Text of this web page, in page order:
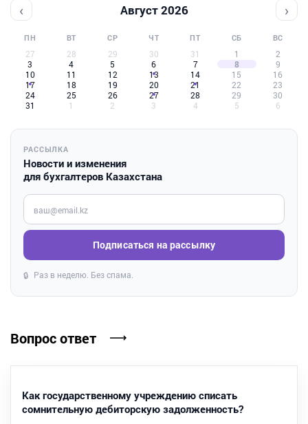
‹ Август 2026 ›
ПН ВТ СР ЧТ ПТ СБ ВС
27 28 29 30 31 1
2
3
4 5 6 7 8
9
10
11 12 13 14 15
16
17
18 19 20 21 22
23
24
25 26 27 28 29
30
31
1 2 3 4 5 6
РАССЫЛКА
Новости и изменения
для бухгалтеров Казахстана
Введите ваш e-mail
Подписаться на рассылку
🔒 Раз в неделю. Без спама.
Вопрос ответ
Как государственному учреждению списать
сомнительную дебиторскую задолженность?